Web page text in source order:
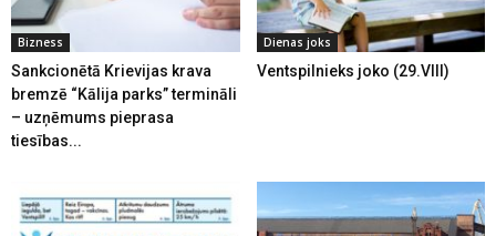
Bizness
Sankcionētā Krievijas krava
bremzē “Kālija parks” termināli
– uzņēmums pieprasa
tiesības...
Dienas joks
Ventspilnieks joko (29.VIII)